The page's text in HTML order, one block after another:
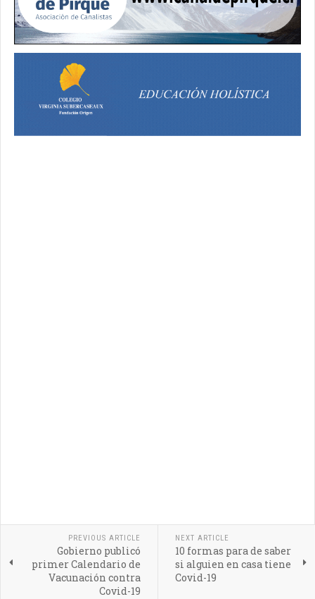
PREVIOUS ARTICLE
Gobierno publicó
primer Calendario de
Vacunación contra
Covid-19
NEXT ARTICLE
10 formas para de saber
si alguien en casa tiene
Covid-19